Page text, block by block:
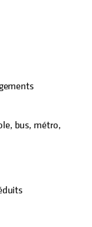
bus, métro,